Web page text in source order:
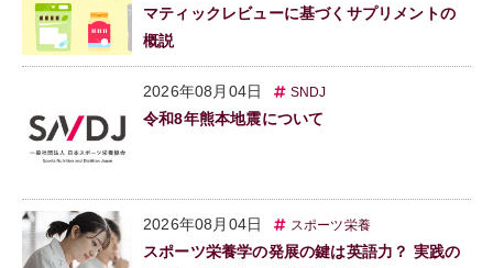
マティックレビューに基づくサプリメントの
概説
2026年08月04日 SNDJ
令和8年熊本地震について
2026年08月04日 スポーツ栄養
スポーツ栄養学の発展の鍵は英語力？ 実践の